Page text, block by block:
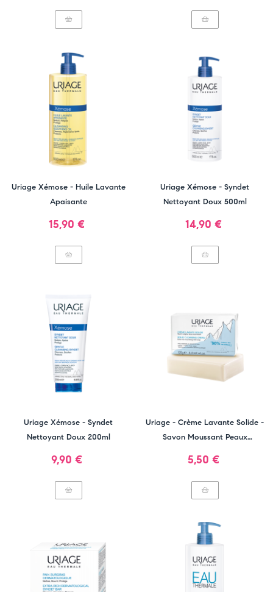
Uriage Xémose - Huile Lavante
Apaisante
Prix
15,90 €
Uriage Xémose - Syndet
Nettoyant Doux 500ml
Prix
14,90 €
Uriage Xémose - Syndet
Nettoyant Doux 200ml
Prix
9,90 €
Uriage - Crème Lavante Solide -
Savon Moussant Peaux
Prix
5,50 €